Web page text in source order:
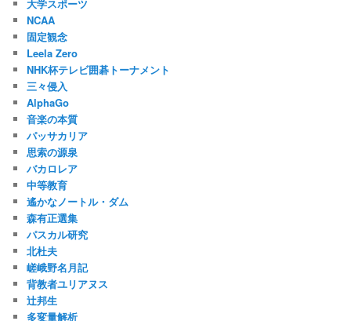
大学スポーツ
NCAA
固定観念
Leela Zero
NHK杯テレビ囲碁トーナメント
三々侵入
AlphaGo
音楽の本質
パッサカリア
思索の源泉
バカロレア
中等教育
遙かなノートル・ダム
森有正選集
パスカル研究
北杜夫
嵯峨野名月記
背教者ユリアヌス
辻邦生
多変量解析